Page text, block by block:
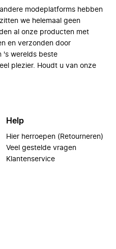
modeplatforms hebben
we helemaal geen
al onze producten met
en verzonden door
's werelds beste
plezier. Houdt u van onze
Help
Hier herroepen (Retourneren)
Veel gestelde vragen
Klantenservice